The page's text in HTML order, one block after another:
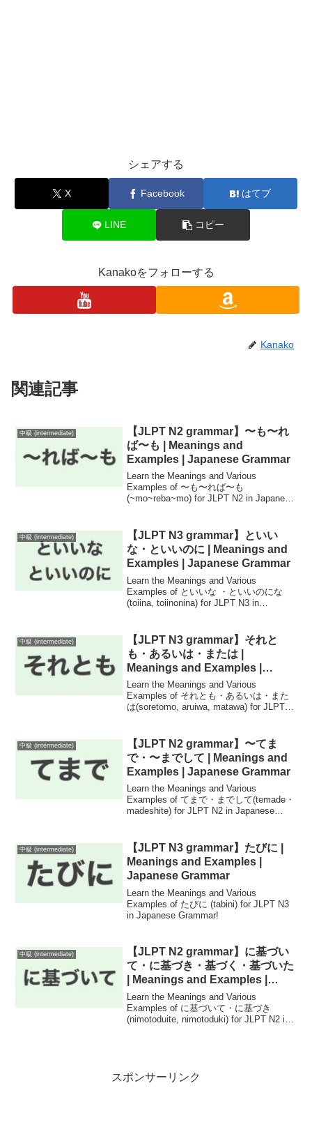
シェアする
X Facebook はてブ
LINE コピー
Kanakoをフォローする
Kanako
関連記事
中級 (intermediate)
【JLPT N2 grammar】〜も〜れ
ば〜も | Meanings and
Examples | Japanese Grammar
Learn the Meanings and Various
Examples of 〜も〜れば〜も
(~mo~reba~mo) for JLPT N2 in Japanese
中級 (intermediate)
【JLPT N3 grammar】といい
な・といいのに | Meanings and
Examples | Japanese Grammar
Learn the Meanings and Various
Examples of といいな ・といいのにな
(toiina, toiinonina) for JLPT N3 in
中級 (intermediate)
【JLPT N3 grammar】それと
も・あるいは・または |
Meanings and Examples |
Japanese Grammar
Learn the Meanings and Various
Examples of それとも・あるいは・また
は(soretomo, aruiwa, matawa) for JLPT
中級 (intermediate)
【JLPT N2 grammar】〜てま
で・〜までして | Meanings and
Examples | Japanese Grammar
Learn the Meanings and Various
Examples of てまで・までして(temade・
madeshite) for JLPT N2 in Japanese
中級 (intermediate)
【JLPT N3 grammar】たびに |
Meanings and Examples |
Japanese Grammar
Learn the Meanings and Various
Examples of たびに (tabini) for JLPT N3
in Japanese Grammar!
中級 (intermediate)
【JLPT N2 grammar】に基づい
て・に基づき・基づく・基づいた
| Meanings and Examples |
Japanese Grammar
Learn the Meanings and Various
Examples of に基づいて・に基づき
(nimotoduite, nimotoduki) for JLPT N2 in
スポンサーリンク